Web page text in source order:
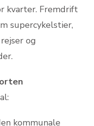
kvarter. Fremdrift
supercykelstier,
og
kommunale